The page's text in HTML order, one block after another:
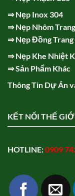
⇒Nẹp Inox 304
⇒Nẹp Nhôm
⇒Nẹp Đồng
⇒Nẹp Khe Nhiệt
⇒Sản Phẩm Khác
Thông Tin Dự Án
KẾT NỐI THẾ
HOTLINE:0909